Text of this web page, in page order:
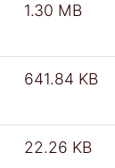
1.30 MB
641.84 KB
22.26 KB